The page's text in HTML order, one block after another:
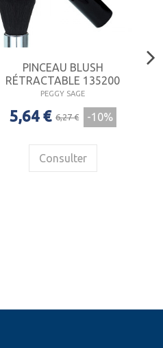
PINCEAU BLUSH
RÉTRACTABLE 135200
PEGGY SAGE
5,64 € 6,27 € -10%
Consulter